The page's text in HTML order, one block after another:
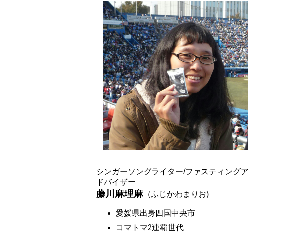
シンガーソングライター/ファスティングア
ドバイザー
藤川麻理麻（ふじかわまりお)
愛媛県出身四国中央市
コマトマ2連覇世代